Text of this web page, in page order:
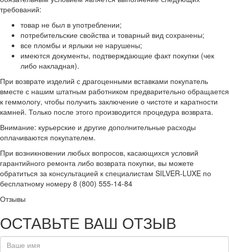
требований:
товар не был в употреблении;
потребительские свойства и товарный вид сохранены;
все пломбы и ярлыки не нарушены;
имеются документы, подтверждающие факт покупки (чек
либо накладная).
При возврате изделий с драгоценными вставками покупатель
вместе с нашим штатным работником предварительно обращается
к геммологу, чтобы получить заключение о чистоте и каратности
камней. Только после этого производится процедура возврата.
Внимание: курьерские и другие дополнительные расходы
оплачиваются покупателем.
При возникновении любых вопросов, касающихся условий
гарантийного ремонта либо возврата покупки, вы можете
обратиться за консультацией к специалистам SILVER-LUXE по
бесплатному номеру 8 (800) 555-14-84
Отзывы
ОСТАВЬТЕ ВАШ ОТЗЫВ